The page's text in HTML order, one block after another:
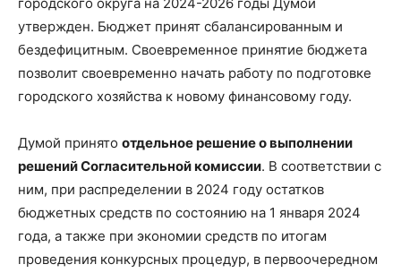
утвержден. Бюджет принят сбалансированным и
бездефицитным. Своевременное принятие бюджета
позволит своевременно начать работу по подготовке
городского хозяйства к новому финансовому году.
Думой принято отдельное решение о выполнении
решений Согласительной комиссии. В соответствии с
ним, при распределении в 2024 году остатков
бюджетных средств по состоянию на 1 января 2024
года, а также при экономии средств по итогам
проведения конкурсных процедур, в первоочередном